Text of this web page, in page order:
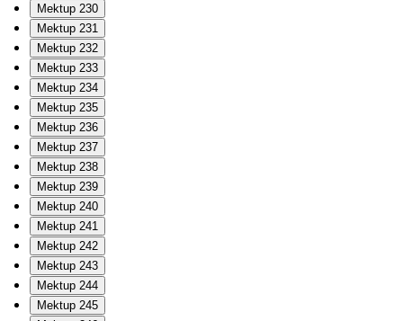
Mektup 230
Mektup 231
Mektup 232
Mektup 233
Mektup 234
Mektup 235
Mektup 236
Mektup 237
Mektup 238
Mektup 239
Mektup 240
Mektup 241
Mektup 242
Mektup 243
Mektup 244
Mektup 245